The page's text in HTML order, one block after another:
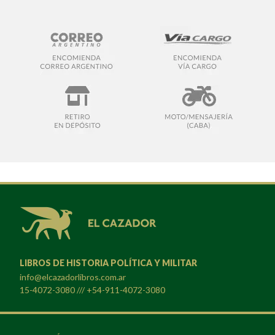
LIBROS DE HISTORIA POLÍTICA Y MILITAR
info@elcazadorlibros.com.ar
15-4072-3080 /// +54-911-4072-3080